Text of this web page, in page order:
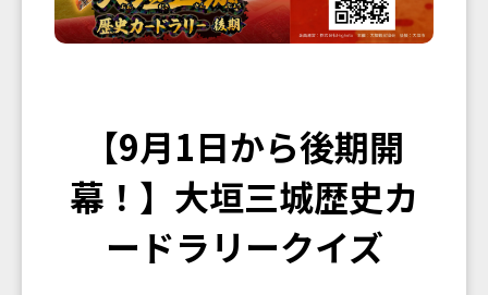
【9月1日から後期開
幕！】大垣三城歴史カ
ードラリークイズ